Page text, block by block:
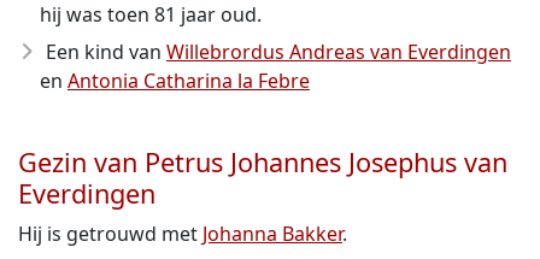
hij was toen 81 jaar oud.
Een kind van Willebrordus Andreas van Everdingen
en Antonia Catharina la Febre
Gezin van Petrus Johannes Josephus van
Everdingen
Hij is getrouwd met Johanna Bakker.